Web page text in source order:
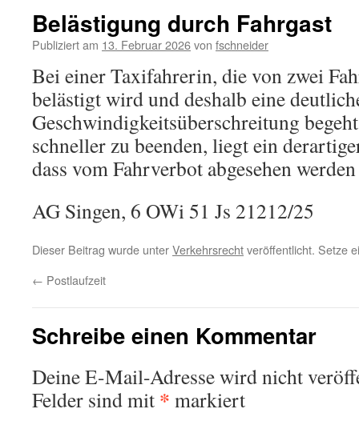
Belästigung durch Fahrgast
Publiziert am 13. Februar 2026von fschneider
Bei einer Taxifahrerin, die von zwei
belästigt wird und deshalb eine
Geschwindigkeitsüberschreitung
schneller zu beenden, liegt ein
dass vom Fahrverbot abgesehen
AG Singen, 6 OWi 51 Js 21212/25
Dieser Beitrag wurde unterVerkehrsrechtveröffentlicht. Setze
← Postlaufzeit
Schreibe einen Kommentar
Deine E-Mail-Adresse wird nicht
Felder sind mit * markiert